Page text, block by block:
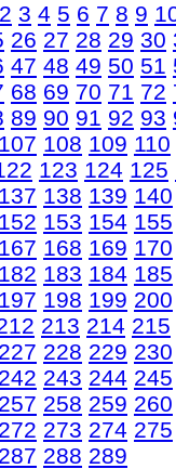
2 3 4 5 6 7 8 9
26 27 28 29 30
47 48 49 50 51
68 69 70 71 72
89 90 91 92 93
107 108 109 110
123 124 125
137 138 139 140
152 153 154 155
167 168 169 170
182 183 184 185
197 198 199 200
213 214 215
227 228 229 230
242 243 244 245
257 258 259 260
272 273 274 275
287 288 289